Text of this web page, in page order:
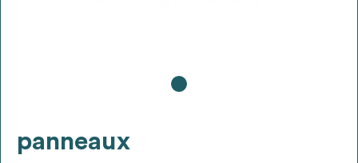
pour l’utiliser comme un outil d’aide à la
panneaux